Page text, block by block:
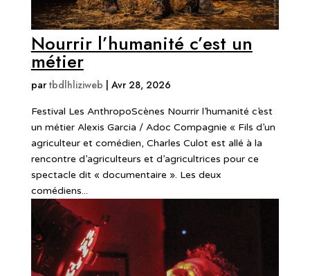
Nourrir l’humanité c’est un
métier
par tbdlhliziweb | Avr 28, 2026
Festival Les AnthropoScènes Nourrir l’humanité c’est
un métier Alexis Garcia / Adoc Compagnie « Fils d’un
agriculteur et comédien, Charles Culot est allé à la
rencontre d’agriculteurs et d’agricultrices pour ce
spectacle dit « documentaire ». Les deux
comédiens...